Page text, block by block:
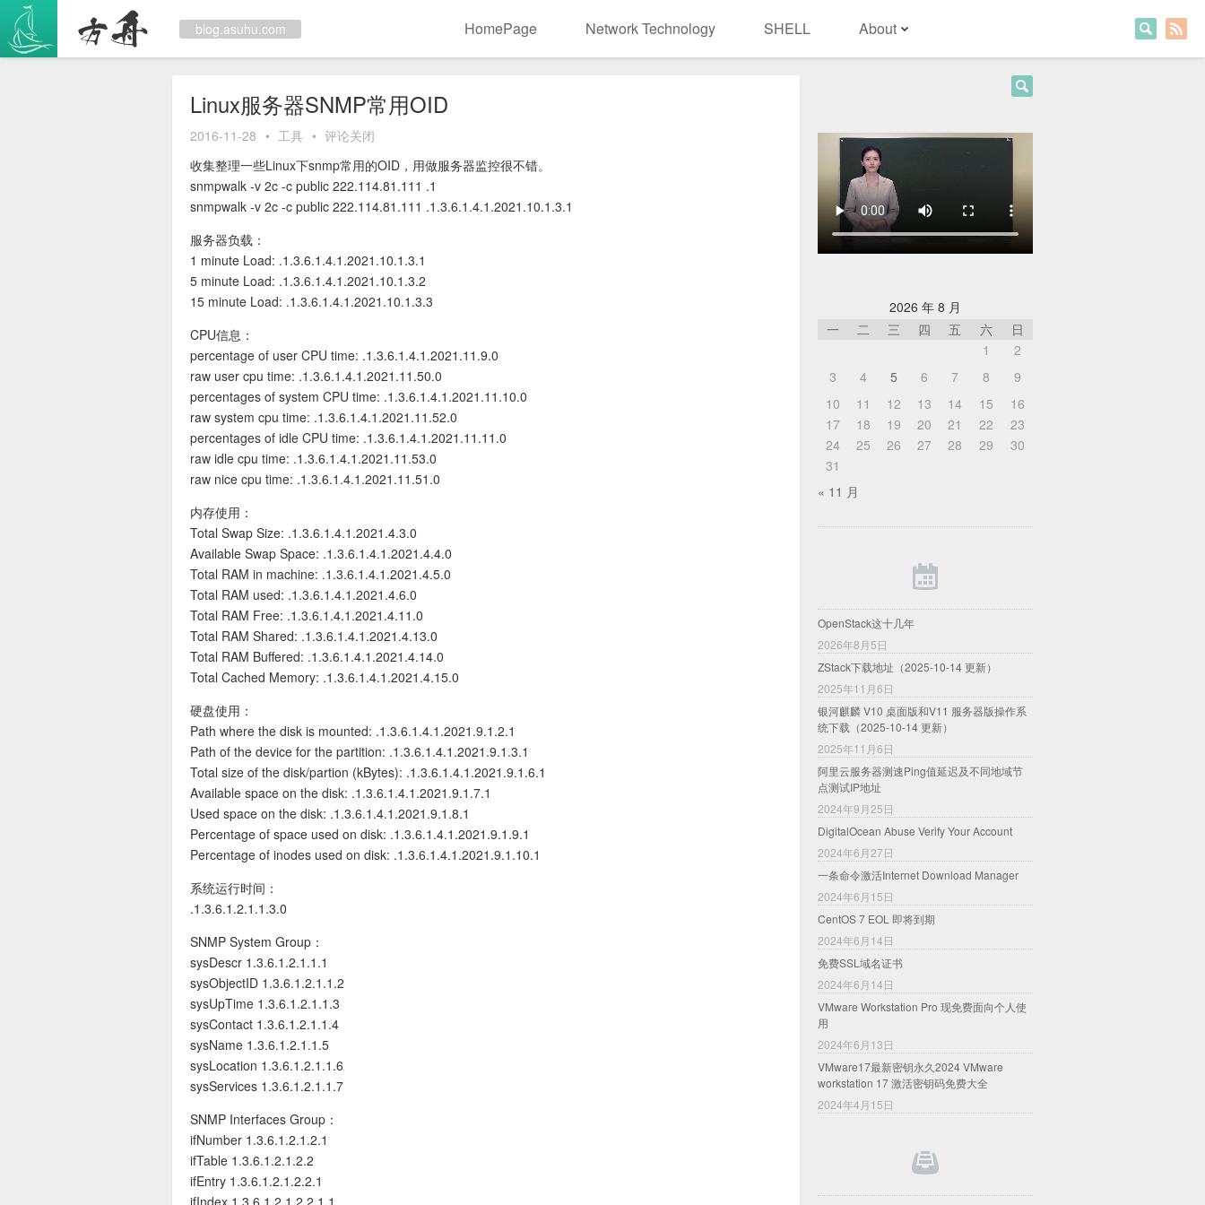
blog.asuhu.com HomePage Network Technology SHELL About
Linux服务器SNMP常用OID
2016-11-28 • 工具 • 评论关闭
收集整理一些Linux下snmp常用的OID，用做服务器监控很不错。
snmpwalk -v 2c -c public 222.114.81.111 .1
snmpwalk -v 2c -c public 222.114.81.111 .1.3.6.1.4.1.2021.10.1.3.1
服务器负载：
1 minute Load: .1.3.6.1.4.1.2021.10.1.3.1
5 minute Load: .1.3.6.1.4.1.2021.10.1.3.2
15 minute Load: .1.3.6.1.4.1.2021.10.1.3.3
CPU信息：
percentage of user CPU time: .1.3.6.1.4.1.2021.11.9.0
raw user cpu time: .1.3.6.1.4.1.2021.11.50.0
percentages of system CPU time: .1.3.6.1.4.1.2021.11.10.0
raw system cpu time: .1.3.6.1.4.1.2021.11.52.0
percentages of idle CPU time: .1.3.6.1.4.1.2021.11.11.0
raw idle cpu time: .1.3.6.1.4.1.2021.11.53.0
raw nice cpu time: .1.3.6.1.4.1.2021.11.51.0
内存使用：
Total Swap Size: .1.3.6.1.4.1.2021.4.3.0
Available Swap Space: .1.3.6.1.4.1.2021.4.4.0
Total RAM in machine: .1.3.6.1.4.1.2021.4.5.0
Total RAM used: .1.3.6.1.4.1.2021.4.6.0
Total RAM Free: .1.3.6.1.4.1.2021.4.11.0
Total RAM Shared: .1.3.6.1.4.1.2021.4.13.0
Total RAM Buffered: .1.3.6.1.4.1.2021.4.14.0
Total Cached Memory: .1.3.6.1.4.1.2021.4.15.0
硬盘使用：
Path where the disk is mounted: .1.3.6.1.4.1.2021.9.1.2.1
Path of the device for the partition: .1.3.6.1.4.1.2021.9.1.3.1
Total size of the disk/partion (kBytes): .1.3.6.1.4.1.2021.9.1.6.1
Available space on the disk: .1.3.6.1.4.1.2021.9.1.7.1
Used space on the disk: .1.3.6.1.4.1.2021.9.1.8.1
Percentage of space used on disk: .1.3.6.1.4.1.2021.9.1.9.1
Percentage of inodes used on disk: .1.3.6.1.4.1.2021.9.1.10.1
系统运行时间：
.1.3.6.1.2.1.1.3.0
SNMP System Group：
sysDescr 1.3.6.1.2.1.1.1
sysObjectID 1.3.6.1.2.1.1.2
sysUpTime 1.3.6.1.2.1.1.3
sysContact 1.3.6.1.2.1.1.4
sysName 1.3.6.1.2.1.1.5
sysLocation 1.3.6.1.2.1.1.6
sysServices 1.3.6.1.2.1.1.7
SNMP Interfaces Group：
ifNumber 1.3.6.1.2.1.2.1
ifTable 1.3.6.1.2.1.2.2
ifEntry 1.3.6.1.2.1.2.2.1
ifIndex 1.3.6.1.2.1.2.2.1.1
2026 年 8 月
一
二 三 四 五 六
日
1
2
3
4 5 6 7 8
9
10
11 12 13 14 15
16
17
18 19 20 21 22
23
24
25 26 27 28 29
30
31
« 11 月
近期文章
OpenStack这十几年
2026年8月5日
ZStack下载地址（2025-10-14 更新）
2025年11月6日
银河麒麟 V10 桌面版和V11 服务器版操作系
统下载（2025-10-14 更新）
2025年11月6日
阿里云服务器测速Ping值延迟及不同地域节
点测试IP地址
2024年9月25日
DigitalOcean Abuse Verify Your Account
2024年6月27日
一条命令激活Internet Download Manager
2024年6月15日
CentOS 7 EOL 即将到期
2024年6月14日
免费SSL域名证书
2024年6月14日
VMware Workstation Pro 现免费面向个人使
用
2024年6月13日
VMware17最新密钥永久2024 VMware
workstation 17 激活密钥码免费大全
2024年4月15日
归档